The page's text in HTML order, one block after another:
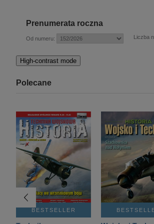
Prenumerata roczna
Od numeru: Liczba
High-contrast mode
Polecane
BESTSELLER